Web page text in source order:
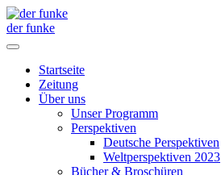
der funke
Startseite
Zeitung
Über uns
Unser Programm
Perspektiven
Deutsche Perspektiven
Weltperspektiven 2023
Bücher & Broschüren